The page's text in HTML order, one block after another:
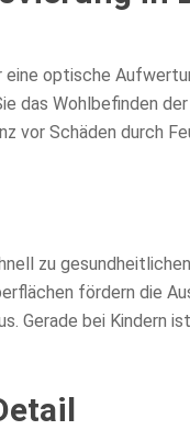
optische
das Wohlbefinden
vor Schäden
zu
fördern die
Gerade bei